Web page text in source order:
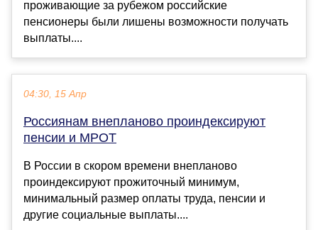
проживающие за рубежом российские
пенсионеры были лишены возможности получать
выплаты....
04:30, 15 Апр
Россиянам внепланово проиндексируют
пенсии и МРОТ
В России в скором времени внепланово
проиндексируют прожиточный минимум,
минимальный размер оплаты труда, пенсии и
другие социальные выплаты....